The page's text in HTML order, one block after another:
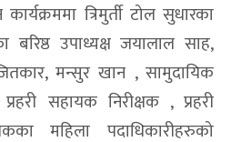
त्रिमुर्ती टोल सुधारका
बरिष्ठ उपाध्यक्ष जयालाल साह,
मन्सुर खान , सामुदायिक
सहायक निरीक्षक , प्रहरी
महिला पदाधिकारीहरुको